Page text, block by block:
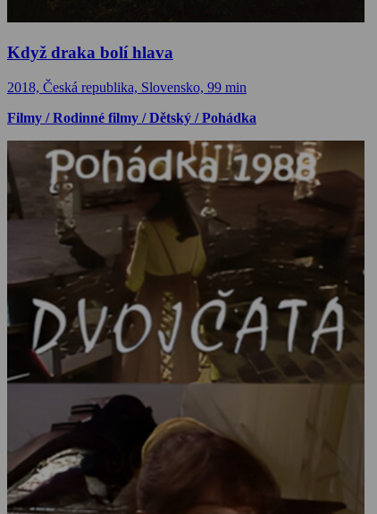
Když draka bolí hlava
2018, Česká republika, Slovensko, 99 min
Filmy / Rodinné filmy / Dětský / Pohádka